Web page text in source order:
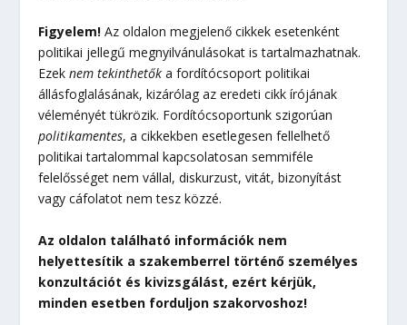
Figyelem! Az oldalon megjelenő cikkek esetenként
politikai jellegű megnyilvánulásokat is tartalmazhatnak.
Ezeknem tekinthetők a fordítócsoport politikai
állásfoglalásának, kizárólag az eredeti cikk írójának
véleményét tükrözik. Fordítócsoportunk szigorúan
politikamentes, a cikkekben esetlegesen fellelhető
politikai tartalommal kapcsolatosan semmiféle
felelősséget nem vállal, diskurzust, vitát, bizonyítást
vagy cáfolatot nem tesz közzé.
Az oldalon található információk nem
helyettesítik a szakemberrel történő személyes
konzultációt és kivizsgálást, ezért kérjük,
minden esetben forduljon szakorvoshoz!